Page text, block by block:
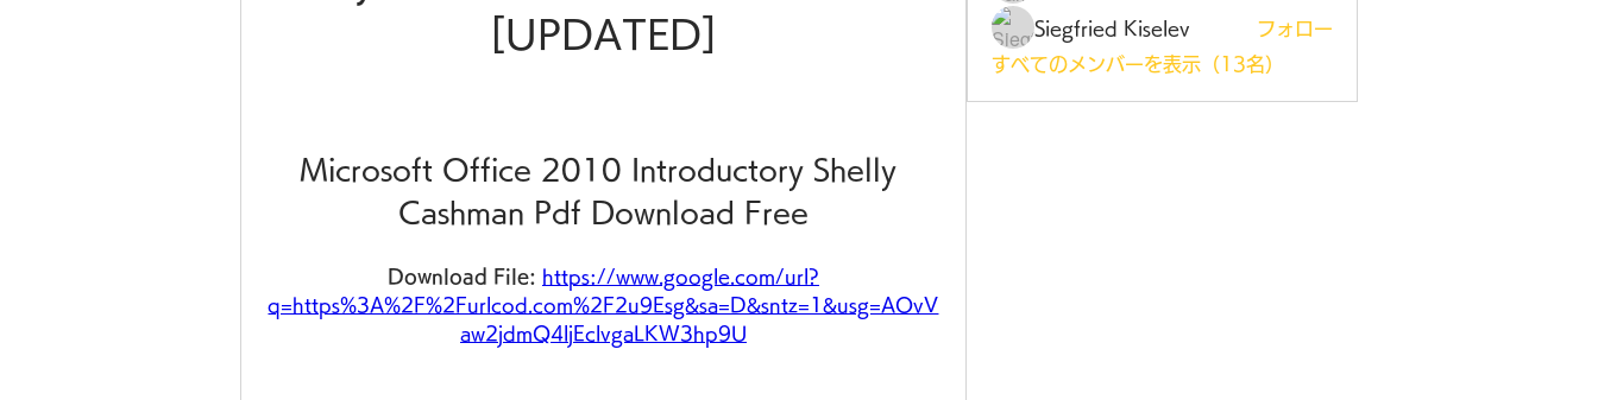
[UPDATED]
Microsoft Office 2010 Introductory Shelly
Cashman Pdf Download Free
Download File: https://www.google.com/url?
q=https%3A%2F%2Furlcod.com%2F2u9Esg&sa=D&sntz=1&usg=AOvV
aw2jdmQ4ljEclvgaLKW3hp9U
Siegfried Kiselev
フォロー
すべてのメンバーを表示（13名）